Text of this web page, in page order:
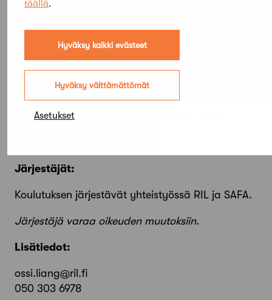
täällä.
Hyväksy kaikki evästeet
Hyväksy välttämättömät
Asetukset
Kouluttajat:
johtava asiantuntija, Charlotte Nyholm, Granlund
ympäristöasiantuntija, Tiia-Lotta Tuominen,
Granlund
ryhmäpäällikkö, kestävä rakentaminen, Anni
Viitala, Granlund
Lisätietoja kouluttajista löydät täältä.
Järjestäjät:
Koulutuksen järjestävät yhteistyössä RIL ja SAFA.
Järjestäjä varaa oikeuden muutoksiin.
Lisätiedot:
ossi.liang@ril.fi
050 303 6978